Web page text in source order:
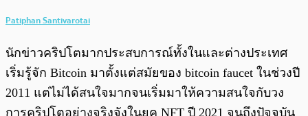
Patiphan Santivarotai
นักข่าวคริปโตมากประสบการณ์ทั้งในและต่างประเทศ
เริ่มรู้จัก Bitcoin มาตั้งแต่สมัยของ bitcoin faucet ในช่วงปี
2011 แต่ไม่ได้สนใจมากจนเริ่มมาให้ความสนใจกับวง
การคริปโตอย่างจริงจังในยุค NFT ปี 2021 จนถึงปัจจุบัน